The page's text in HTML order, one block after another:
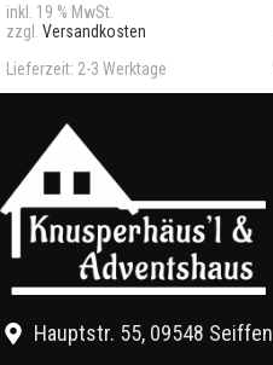
inkl. 19 % MwSt.
zzgl. Versandkosten
Lieferzeit: 2-3 Werktage
Hauptstr. 55, 09548 Seiffen